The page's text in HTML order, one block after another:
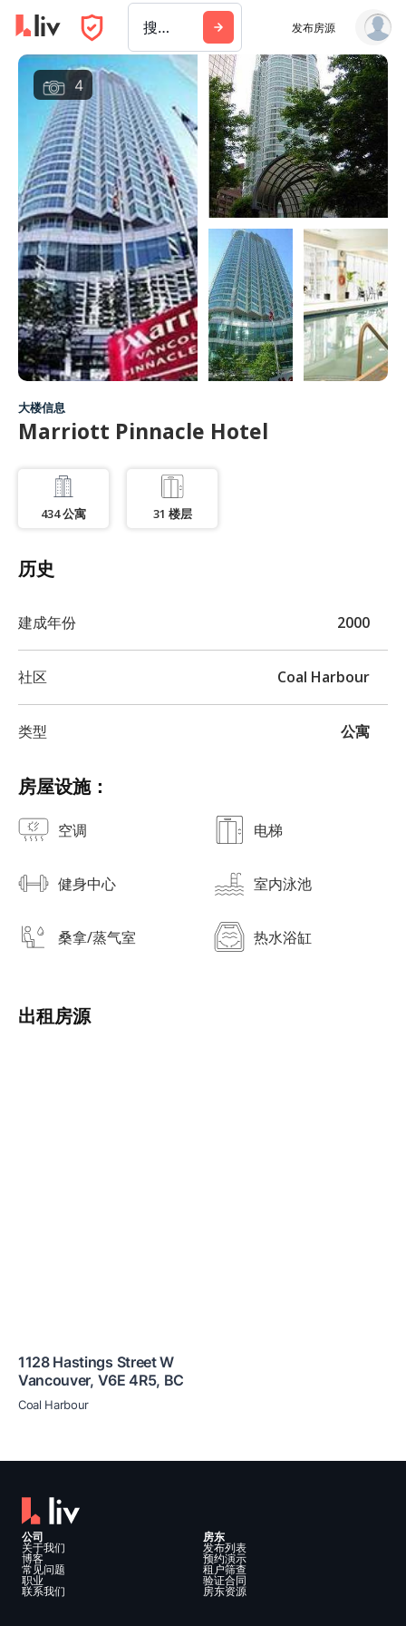
搜索城市、建筑或公司 发布房源
4
大楼信息
Marriott Pinnacle Hotel
434公寓 31 楼层
房屋设施：
空调 电梯
健身中心 室内泳池
桑拿/蒸气室 热水浴缸
出租房源
历史
建成年份 2000
社区 Coal Harbour
类型 公寓
1128 Hastings Street W
Vancouver, V6E 4R5, BC
Coal Harbour
公司
关于我们
博客
常见问题
职业
联系我们
房东
发布列表
预约演示
租户筛查
验证合同
房东资源